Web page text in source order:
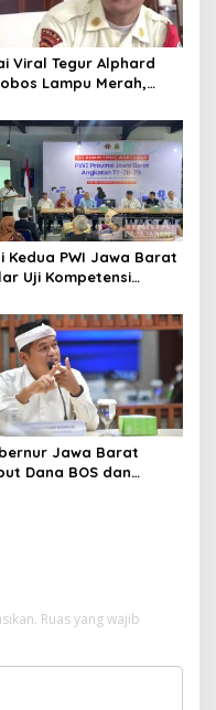
Viral Tegur Alphard
Lampu Merah,
Satpam Gedung Sate
Kedua PWI Jawa Barat
Uji Kompetensi
Jawa Barat
Dana BOS dan
Ruas yang wajib